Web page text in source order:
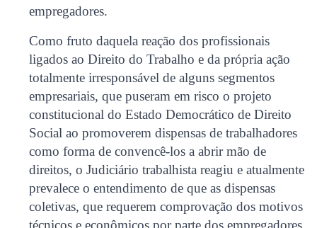
empregadores.
Como fruto daquela reação dos profissionais
ligados ao Direito do Trabalho e da própria ação
totalmente irresponsável de alguns segmentos
empresariais, que puseram em risco o projeto
constitucional do Estado Democrático de Direito
Social ao promoverem dispensas de trabalhadores
como forma de convencê-los a abrir mão de
direitos, o Judiciário trabalhista reagiu e atualmente
prevalece o entendimento de que as dispensas
coletivas, que requerem comprovação dos motivos